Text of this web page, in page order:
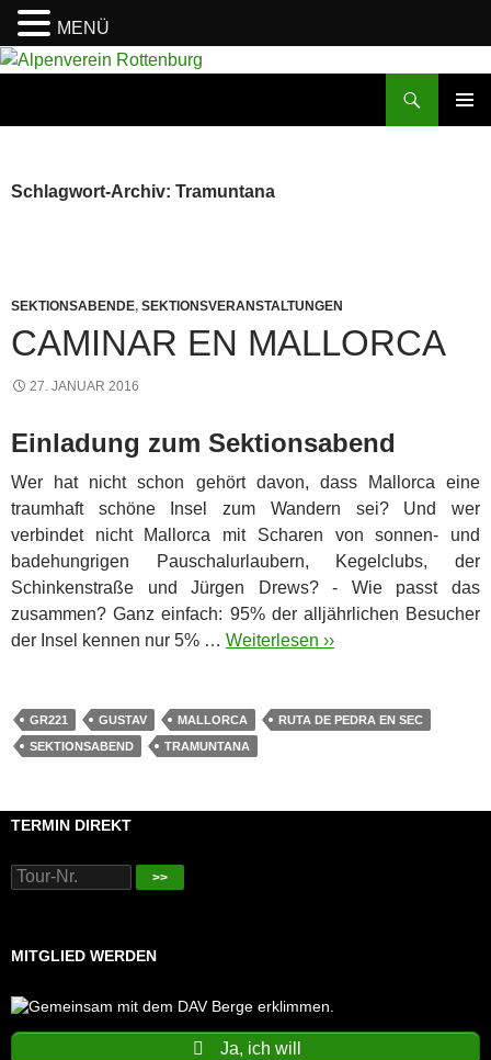
Zum
Schlagwort-Archiv: Tramuntana
SEKTIONSABENDE, SEKTIONSVERANSTALTUNGEN
CAMINAR EN MALLORCA
27. JANUAR 2016
Einladung zum Sektionsabend
Wer hat nicht schon gehört davon, dass Mallorca eine
traumhaft schöne Insel zum Wandern sei? Und wer
verbindet nicht Mallorca mit Scharen von sonnen- und
badehungrigen Pauschalurlaubern, Kegelclubs, der
Schinkenstraße und Jürgen Drews? - Wie passt das
zusammen?Ganz einfach: 95% der alljährlichen Besucher
der Insel kennen nur 5% … Weiterlesen ››
GR221 GUSTAV MALLORCA
RUTA DE PEDRA EN SEC
SEKTIONSABEND
TRAMUNTANA
TERMIN DIREKT
>>
MITGLIED WERDEN
Ja, ich will
MENÜ